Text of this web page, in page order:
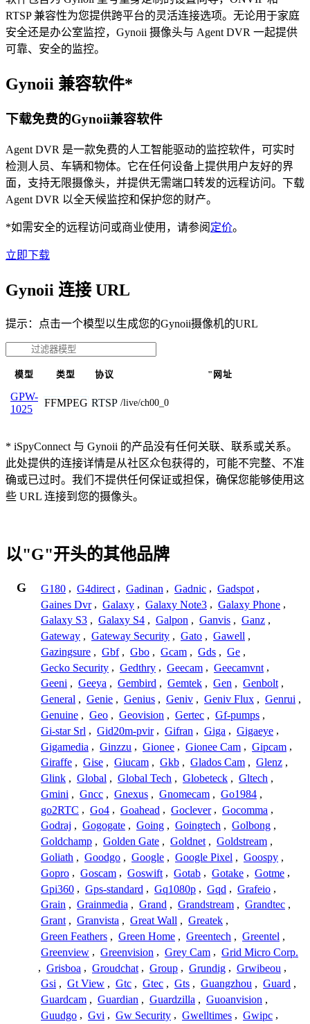
RTSP 兼容性为您提供跨平台的灵活连接选项。无论用于家庭
安全还是办公室监控，Gynoii 摄像头与 Agent DVR 一起提供
可靠、安全的监控。
Gynoii 兼容软件*
下载免费的Gynoii兼容软件
Agent DVR 是一款免费的人工智能驱动的监控软件，可实时
检测人员、车辆和物体。它在任何设备上提供用户友好的界
面，支持无限摄像头，并提供无需端口转发的远程访问。下载
Agent DVR 以全天候监控和保护您的财产。
*如需安全的远程访问或商业使用，请参阅 定价。
立即下载
Gynoii 连接 URL
提示：点击一个模型以生成您的Gynoii摄像机的URL
模型 类型 协议 "网址
GPW-
1025
FFMPEG RTSP /live/ch00_0
* iSpyConnect 与 Gynoii 的产品没有任何关联、联系或关系。
此处提供的连接详情是从社区众包获得的，可能不完整、不准
确或已过时。我们不提供任何保证或担保，确保您能够使用这
些 URL 连接到您的摄像头。
以"G"开头的其他品牌
G G180 , G4direct , Gadinan , Gadnic , Gadspot ,
Gaines Dvr , Galaxy , Galaxy Note3 , Galaxy Phone ,
Galaxy S3 , Galaxy S4 , Galpon , Ganvis , Ganz ,
Gateway , Gateway Security , Gato , Gawell ,
Gazingsure , Gbf , Gbo , Gcam , Gds , Ge ,
Gecko Security , Gedthry , Geecam , Geecamvnt ,
Geeni , Geeya , Gembird , Gemtek , Gen , Genbolt ,
General , Genie , Genius , Geniv , Geniv Flux , Genrui ,
Genuine , Geo , Geovision , Gertec , Gf-pumps ,
Gi-star Srl , Gid20m-pvir , Gifran , Giga , Gigaeye ,
Gigamedia , Ginzzu , Gionee , Gionee Cam , Gipcam ,
Giraffe , Gise , Giucam , Gkb , Glados Cam , Glenz ,
Glink , Global , Global Tech , Globeteck , Gltech ,
Gmini , Gncc , Gnexus , Gnomecam , Go1984 ,
go2RTC , Go4 , Goahead , Goclever , Gocomma ,
Godraj , Gogogate , Going , Goingtech , Golbong ,
Goldchamp , Golden Gate , Goldnet , Goldstream ,
Goliath , Goodgo , Google , Google Pixel , Goospy ,
Gopro , Goscam , Goswift , Gotab , Gotake , Gotme ,
Gpi360 , Gps-standard , Gq1080p , Gqd , Grafeio ,
Grain , Grainmedia , Grand , Grandstream , Grandtec ,
Grant , Granvista , Great Wall , Greatek ,
Green Feathers , Green Home , Greentech , Greentel ,
Greenview , Greenvision , Grey Cam , Grid Micro Corp.
, Grisboa , Groudchat , Group , Grundig , Grwibeou ,
Gsi , Gt View , Gtc , Gtec , Gts , Guangzhou , Guard ,
Guardcam , Guardian , Guardzilla , Guoanvision ,
Guudgo , Gvi , Gw Security , Gwelltimes , Gwipc ,